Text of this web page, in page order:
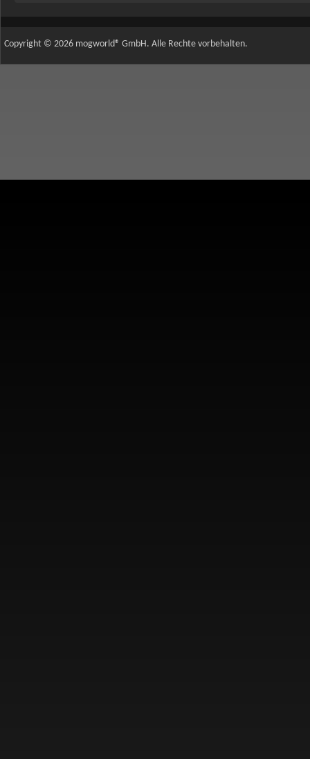
Copyright © 2026 mogworld® GmbH. Alle Rechte vorbehalten.